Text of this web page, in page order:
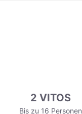
2 VITOS
Bis zu 16 Personen